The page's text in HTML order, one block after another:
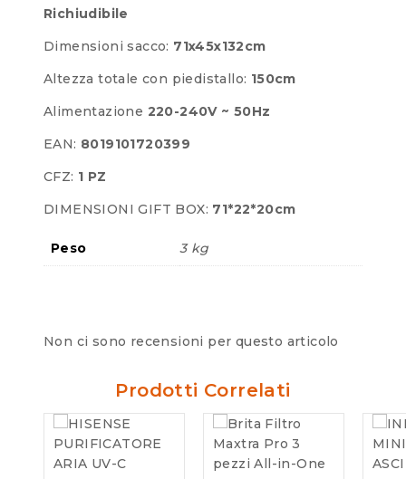
Richiudibile
Dimensioni sacco: 71x45x132cm
Altezza totale con piedistallo: 150cm
Alimentazione 220-240V ~ 50Hz
EAN: 8019101720399
CFZ: 1 PZ
DIMENSIONI GIFT BOX: 71*22*20cm
Peso 3 kg
Non ci sono recensioni per questo articolo
Prodotti Correlati